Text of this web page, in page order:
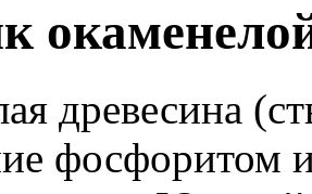
древесина
фосфоритом